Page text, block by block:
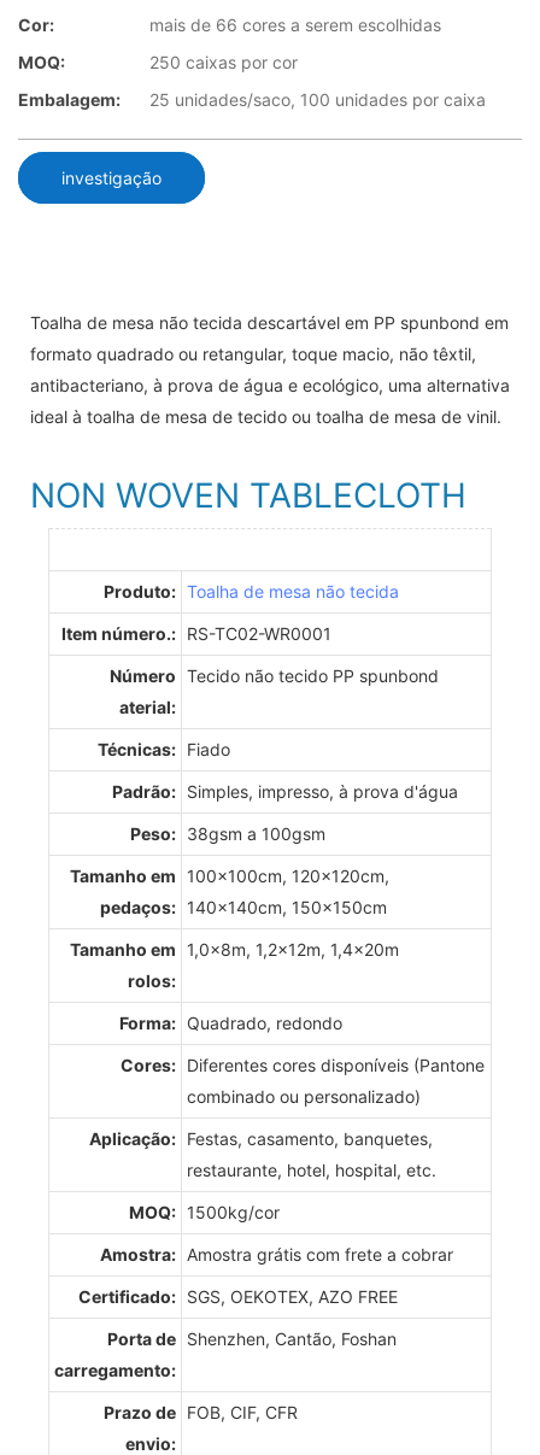
Cor:
mais de 66 cores a serem escolhidas
MOQ:
250 caixas por cor
Embalagem:
25 unidades/saco, 100 unidades por caixa
investigação
Toalha de mesa não tecida descartável em PP spunbond em
formato quadrado ou retangular, toque macio, não têxtil,
antibacteriano, à prova de água e ecológico, uma alternativa
ideal à toalha de mesa de tecido ou toalha de mesa de vinil.
NON WOVEN TABLECLOTH
Produto: Toalha de mesa não tecida
Item número.: RS-TC02-WR0001
Número
aterial:
Tecido não tecido PP spunbond
Técnicas: Fiado
Padrão: Simples, impresso, à prova d'água
Peso: 38gsm a 100gsm
Tamanho em
pedaços:
100x100cm, 120x120cm,
140x140cm, 150x150cm
Tamanho em
rolos:
1,0x8m, 1,2x12m, 1,4x20m
Forma: Quadrado, redondo
Cores: Diferentes cores disponíveis (Pantone
combinado ou personalizado)
Aplicação: Festas, casamento, banquetes,
restaurante, hotel, hospital, etc.
MOQ: 1500kg/cor
Amostra: Amostra grátis com frete a cobrar
Certificado: SGS, OEKOTEX, AZO FREE
Porta de
carregamento:
Shenzhen, Cantão, Foshan
Prazo de
envio:
FOB, CIF, CFR